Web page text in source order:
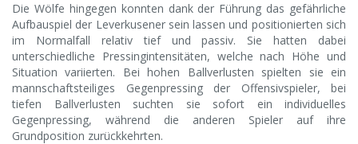
Die Wölfe hingegen konnten dank der Führung das gefährliche
Aufbauspiel der Leverkusener sein lassen und positionierten sich
im Normalfall relativ tief und passiv. Sie hatten dabei
unterschiedliche Pressingintensitäten, welche nach Höhe und
Situation variierten. Bei hohen Ballverlusten spielten sie ein
mannschaftsteiliges Gegenpressing der Offensivspieler, bei
tiefen Ballverlusten suchten sie sofort ein individuelles
Gegenpressing, während die anderen Spieler auf ihre
Grundposition zurückkehrten.